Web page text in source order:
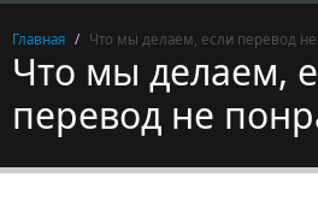
Главная Что мы делаем, если перевод
Что мы делаем,
перевод не